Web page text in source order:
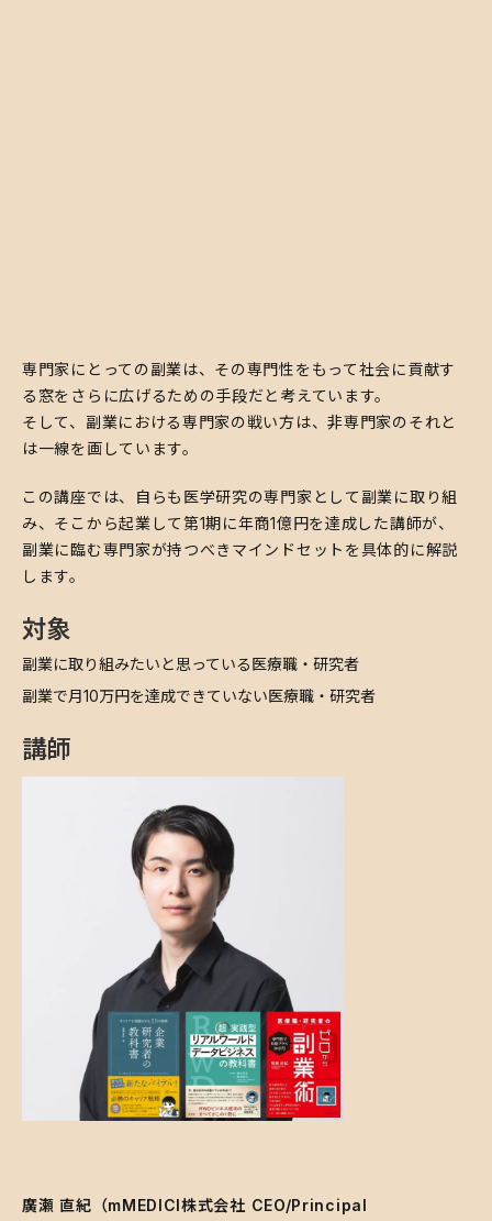
専門家にとっての副業は、その専門性をもって社会に貢献す
る窓をさらに広げるための手段だと考えています。
そして、副業における専門家の戦い方は、非専門家のそれと
は一線を画しています。
​この講座では、自らも医学研究の専門家として副業に取り組
み、そこから起業して第1期に年商1億円を達成した講師が、
副業に臨む専門家が持つべきマインドセットを具体的に解説
します。
対象
​副業に取り組みたいと思っている医療職・研究者
​副業で月10万円を達成できていない医療職・研究者
講師
廣瀬 直紀（mMEDICI株式会社 CEO/Principal